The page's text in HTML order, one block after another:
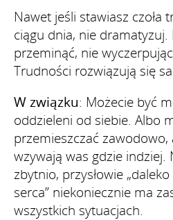
Nawet jeśli stawiasz czoła
ciągu dnia, nie
przeminąć, nie
Trudności rozwiązują się
W związku: Możecie być
oddzieleni od siebie. Albo
przemieszczać
wzywają was gdzie indziej.
zbytnio, przysłowie
serca” niekoniecznie ma
wszystkich sytuacjach.